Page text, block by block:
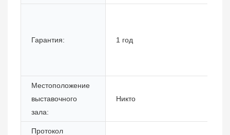
Гарантия: 1 год
Местоположение
выставочного
зала:
Никто
Протокол